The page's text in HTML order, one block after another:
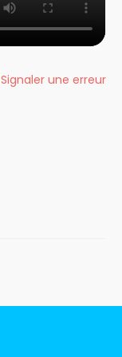
Signaler une erreur